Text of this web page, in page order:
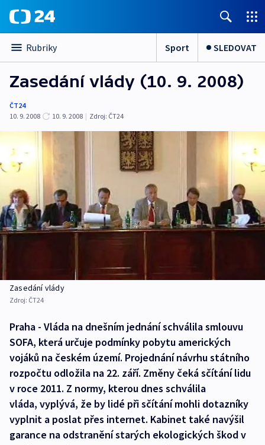
Rubriky Sport SLEDOVAT
Zasedání vlády (10. 9. 2008)
ČT24
10. 9. 2008
10. 9. 2008 | Zdroj: ČT24
Zasedání vlády
Zdroj: ČT24
Praha - Vláda na dnešním jednání schválila smlouvu
SOFA, která určuje podmínky pobytu amerických
vojáků na českém území. Projednání návrhu státního
rozpočtu odložila na 22. září. Změny čeká sčítání lidu
v roce 2011. Z normy, kterou dnes schválila
vláda, vyplývá, že by lidé při sčítání mohli dotazníky
vyplnit a poslat přes internet. Kabinet také navýšil
garance na odstranění starých ekologických škod v